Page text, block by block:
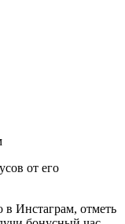
от его
Инстаграм, отметь